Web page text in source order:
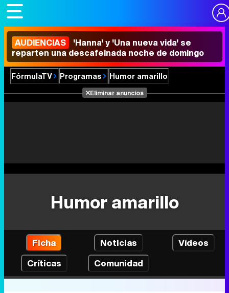
AUDIENCIAS 'Hanna' y 'Una nueva vida' se
reparten una descafeinada noche de domingo
FórmulaTV Programas Humor amarillo
Eliminar anuncios
Humor amarillo
Ficha Noticias
Vídeos
Críticas
Comunidad